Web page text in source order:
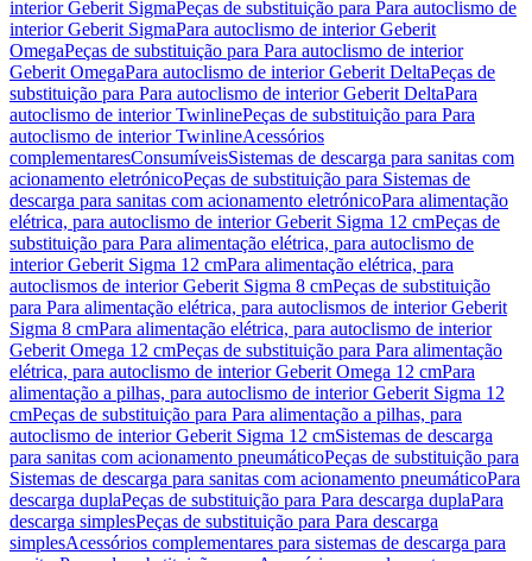
interior Geberit SigmaPeças de substituição para Para autoclismo de
interior Geberit SigmaPara autoclismo de interior Geberit
OmegaPeças de substituição para Para autoclismo de interior
Geberit OmegaPara autoclismo de interior Geberit DeltaPeças de
substituição para Para autoclismo de interior Geberit DeltaPara
autoclismo de interior TwinlinePeças de substituição para Para
autoclismo de interior TwinlineAcessórios
complementaresConsumíveisSistemas de descarga para sanitas com
acionamento eletrónicoPeças de substituição para Sistemas de
descarga para sanitas com acionamento eletrónicoPara alimentação
elétrica, para autoclismo de interior Geberit Sigma 12 cmPeças de
substituição para Para alimentação elétrica, para autoclismo de
interior Geberit Sigma 12 cmPara alimentação elétrica, para
autoclismos de interior Geberit Sigma 8 cmPeças de substituição
para Para alimentação elétrica, para autoclismos de interior Geberit
Sigma 8 cmPara alimentação elétrica, para autoclismo de interior
Geberit Omega 12 cmPeças de substituição para Para alimentação
elétrica, para autoclismo de interior Geberit Omega 12 cmPara
alimentação a pilhas, para autoclismo de interior Geberit Sigma 12
cmPeças de substituição para Para alimentação a pilhas, para
autoclismo de interior Geberit Sigma 12 cmSistemas de descarga
para sanitas com acionamento pneumáticoPeças de substituição para
Sistemas de descarga para sanitas com acionamento pneumáticoPara
descarga duplaPeças de substituição para Para descarga duplaPara
descarga simplesPeças de substituição para Para descarga
simplesAcessórios complementares para sistemas de descarga para